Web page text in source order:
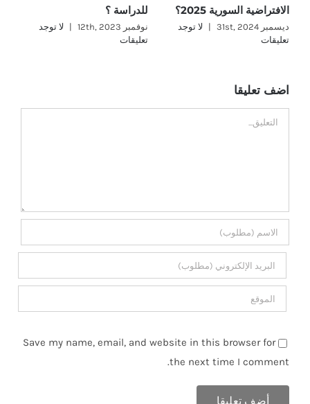
الافتراضية السورية 2025؟
ديسمبر 31st, 2024 |
لا توجد
تعليقات
للدراسة ؟
نوفمبر 12th, 2023 |
لا توجد
تعليقات
اضف تعليقا
تعليق
Save my name, email, and website in this browser for
the next time I comment.